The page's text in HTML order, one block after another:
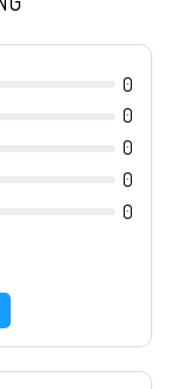
0
0
0
0
0